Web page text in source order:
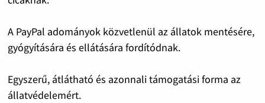
A PayPal adományok közvetlenül az állatok mentésére,
gyógyítására és ellátására fordítódnak.
Egyszerű, átlátható és azonnali támogatási forma az
állatvédelemért.